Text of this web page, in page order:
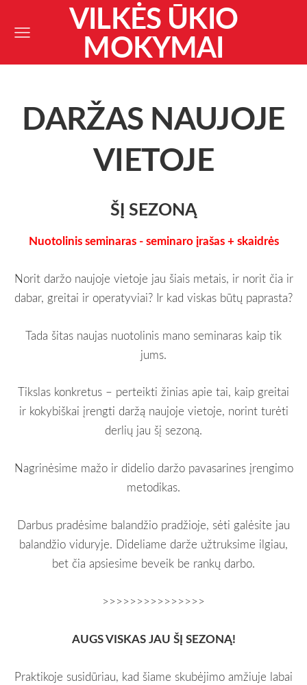
VILKĖS ŪKIO
MOKYMAI
DARŽAS NAUJOJE
VIETOJE
ŠĮ SEZONĄ
Nuotolinis seminaras - seminaro įrašas + skaidrės
Norit daržo naujoje vietoje jau šiais metais, ir norit čia ir
dabar, greitai ir operatyviai? Ir kad viskas būtų paprasta?
Tada šitas naujas nuotolinis mano seminaras kaip tik
jums.
Tikslas konkretus – perteikti žinias apie tai, kaip greitai
ir kokybiškai įrengti daržą naujoje vietoje, norint turėti
derlių jau šį sezoną.
Nagrinėsime mažo ir didelio daržo pavasarines įrengimo
metodikas.
Darbus pradėsime balandžio pradžioje, sėti galėsite jau
balandžio viduryje. Dideliame darže užtruksime ilgiau,
bet čia apsiesime beveik be rankų darbo.
>>>>>>>>>>>>>>>
AUGS VISKAS JAU ŠĮ SEZONĄ!
Praktikoje susidūriau, kad šiame skubėjimo amžiuje labai